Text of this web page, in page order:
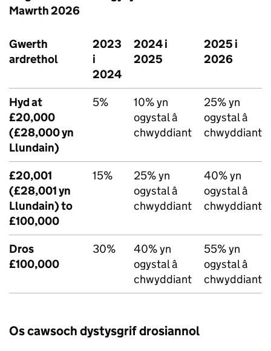
Mawrth 2026
Gwerth
ardrethol
2023
i
2024
2024 i
2025
2025 i
2026
Hyd at
£20,000
(£28,000 yn
Llundain)
5%
10% yn
ogystal â
chwyddiant
25% yn
ogystal â
chwyddiant
£20,001
(£28,001 yn
Llundain) to
£100,000
15%
25% yn
ogystal â
chwyddiant
40% yn
ogystal â
chwyddiant
Dros
£100,000
30%
40% yn
ogystal â
chwyddiant
55% yn
ogystal â
chwyddiant
Os cawsoch dystysgrif drosiannol